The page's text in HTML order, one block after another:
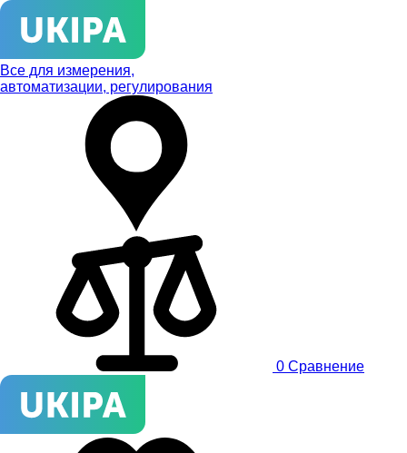
Все для измерения,
автоматизации, регулирования
0 Сравнение